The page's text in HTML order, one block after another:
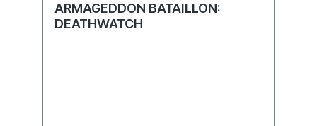
ARMAGEDDON BATAILLON:
DEATHWATCH